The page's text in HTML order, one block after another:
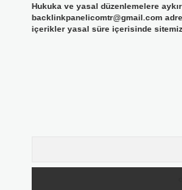
Hukuka ve yasal düzenlemelere
backlinkpanelicomtr@gmail.com
içerikler yasal süre içerisinde